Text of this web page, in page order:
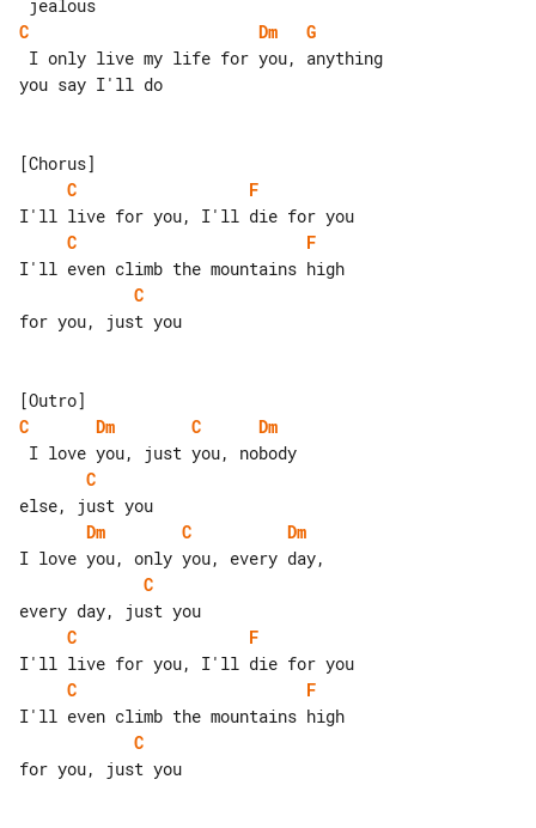
C
Dm
G
you say I'll do
C
F
C
F
C
for you, just you
C
Dm C
Dm
C
Dm
C
Dm
C
C
F
C
F
C